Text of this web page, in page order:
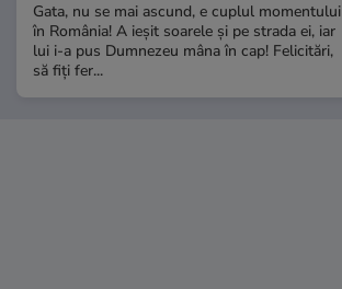
Gata, nu se mai ascund, e cuplul momentului
în România! A ieșit soarele și pe strada ei, iar
lui i-a pus Dumnezeu mâna în cap! Felicitări,
să fiți fer...